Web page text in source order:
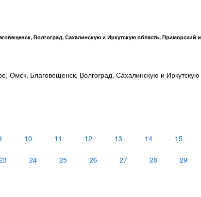
Волгоград, Сахалинскую и Иркутскую область, Приморский и
Омск, Благовещенск, Волгоград, Сахалинскую и Иркутскую
10 11 12 13 14 15
24 25 26 27 28 29